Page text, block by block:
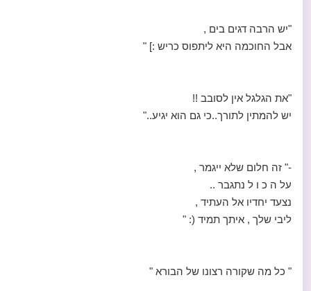
"יש הרבה דגים בים ,
אבל החוכמה היא ליתפוס כריש :] "
"את הגלגל אין לסובב !!
יש להמתין לתורך..כי גם הוא יגיע.."
-" זה חלום שלא ייגמר ,
על ה כ ו ל נתגבר ..
נצעד יחדיו אל העתיד ,
ליבי שלך , איתך תמיד (: "
" כל מה שקורה רצונו של הבורא "